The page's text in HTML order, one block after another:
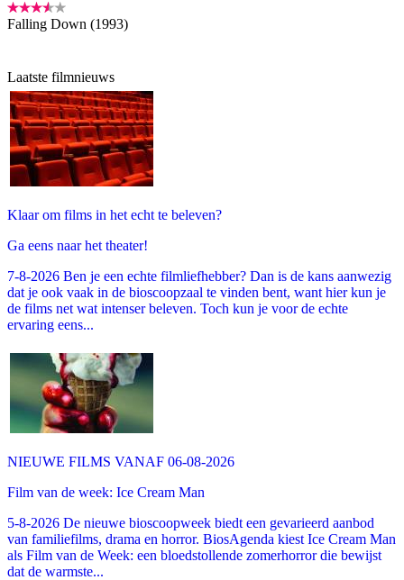
Falling Down (1993)
Laatste filmnieuws
Klaar om films in het echt te beleven?
Ga eens naar het theater!
7-8-2026 Ben je een echte filmliefhebber? Dan is de kans aanwezig
dat je ook vaak in de bioscoopzaal te vinden bent, want hier kun je
de films net wat intenser beleven. Toch kun je voor de echte
ervaring eens...
NIEUWE FILMS VANAF 06-08-2026
Film van de week: Ice Cream Man
5-8-2026 De nieuwe bioscoopweek biedt een gevarieerd aanbod
van familiefilms, drama en horror. BiosAgenda kiest Ice Cream Man
als Film van de Week: een bloedstollende zomerhorror die bewijst
dat de warmste...